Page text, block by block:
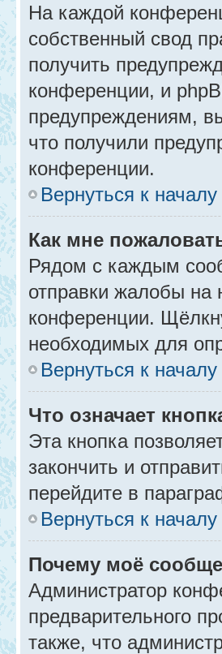
На каждой
собственный свод
получить
конференции, и
предупреждениям,
что получили
конференции.
Вернуться к началу
Как мне
Рядом с каждым
отправки жалобы на
конференции.
необходимых для
Вернуться к началу
Что означает
Эта кнопка
закончить и
перейдите в
Вернуться к началу
Почему моё
Администратор
предварительного
также, что